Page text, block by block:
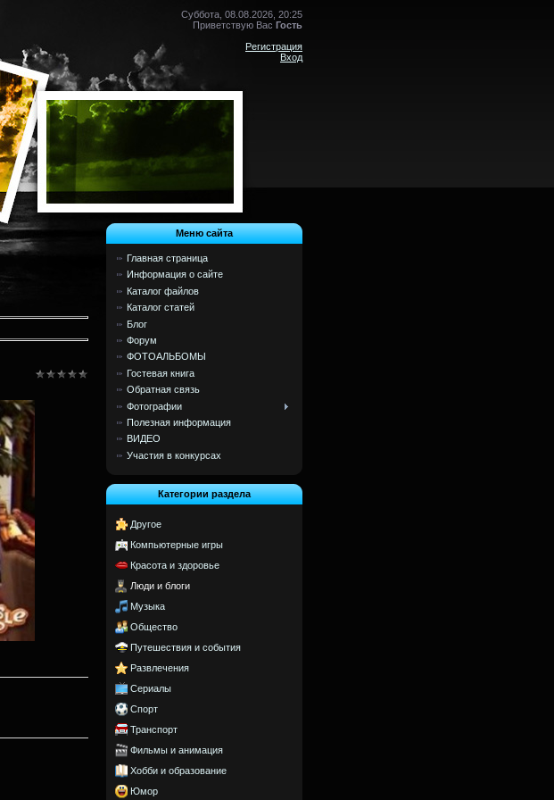
Суббота, 08.08.2026, 20:25
Приветствую Вас Гость
Регистрация
Вход
Меню сайта
Главная страница
Информация о сайте
Каталог файлов
Каталог статей
Блог
Форум
ФОТОАЛЬБОМЫ
Гостевая книга
Обратная связь
Фотографии
Полезная информация
ВИДЕО
Участия в конкурсах
Категории раздела
Другое
Компьютерные игры
Красота и здоровье
Люди и блоги
Музыка
Общество
Путешествия и события
Развлечения
Сериалы
Спорт
Транспорт
Фильмы и анимация
Хобби и образование
Юмор